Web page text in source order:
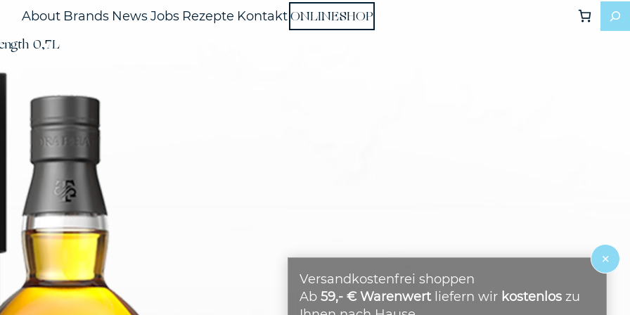
Versandkostenfrei shoppen
Ab59,- € Warenwertliefern wir kostenlos zu
×
About Brands News Jobs Rezepte Kontakt ONLINESHOP
0,7L